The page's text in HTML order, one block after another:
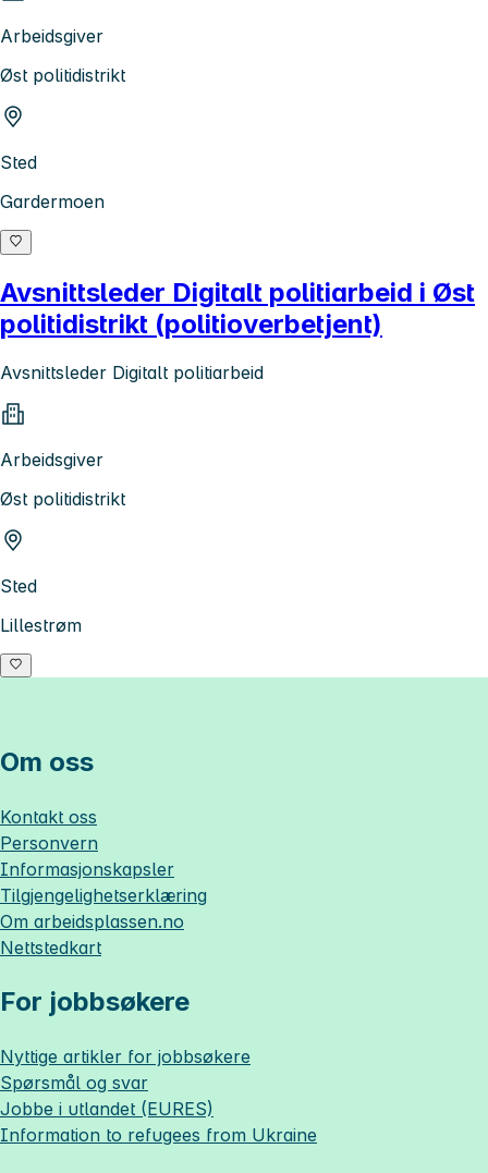
Arbeidsgiver
Øst politidistrikt
Sted
Gardermoen
Avsnittsleder Digitalt politiarbeid i Øst
politidistrikt (politioverbetjent)
Avsnittsleder Digitalt politiarbeid
Arbeidsgiver
Øst politidistrikt
Sted
Lillestrøm
Om oss
Kontakt oss
Personvern
Informasjonskapsler
Tilgjengelighetserklæring
Om arbeidsplassen.no
Nettstedkart
For jobbsøkere
Nyttige artikler for jobbsøkere
Spørsmål og svar
Jobbe i utlandet (EURES)
Information to refugees from Ukraine